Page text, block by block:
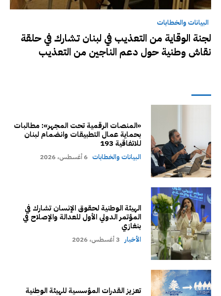
البيانات والخطابات
لجنة الوقاية من التعذيب في لبنان تشارك في حلقة
نقاش وطنية حول دعم الناجين من التعذيب
«المنصات الرقمية تحت المجهر»: مطالبات
بحماية عمال التطبيقات وانضمام لبنان
للاتفاقية 193
البيانات والخطابات 6 أغسطس، 2026
الهيئة الوطنية لحقوق الإنسان تشارك في
المؤتمر الدولي الأول للعدالة والإصلاح في
بنغازي
الأخبار 3 أغسطس، 2026
تعزيز القدرات المؤسسية للهيئة الوطنية